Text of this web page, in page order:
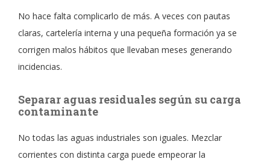
No hace falta complicarlo de más. A veces con pautas
claras, cartelería interna y una pequeña formación ya se
corrigen malos hábitos que llevaban meses generando
incidencias.
Separar aguas residuales según su carga
contaminante
No todas las aguas industriales son iguales. Mezclar
corrientes con distinta carga puede empeorar la